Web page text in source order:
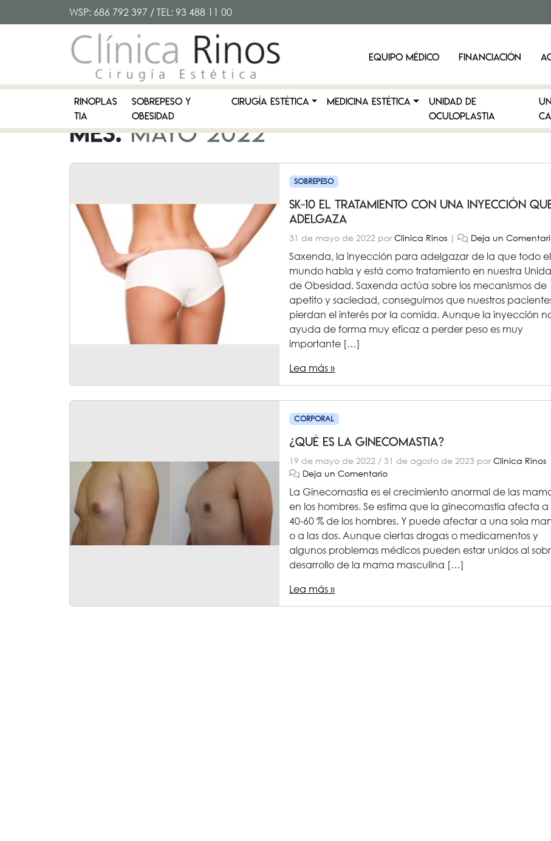
WSP: 686 792 397 / TEL:93 488 11 00
EQUIPO MÉDICO FINANCIACIÓN
RINOPLAS
TIA
SOBREPESO Y
OBESIDAD
CIRUGÍA ESTÉTICA MEDICINA ESTÉTICA
Unidad de
Oculoplastia
Mes:mayo 2022
SOBREPESO
SK-10 El tratamiento con una inyección
adelgaza
31 de mayo de 2022 porClinica Rinos | Deja un
Saxenda, la inyección para adelgazar de la que todo el
mundo habla y está como tratamiento en nuestra
de Obesidad. Saxenda actúa sobre los mecanismos de
apetito y saciedad, conseguimos que nuestros
pierdan el interés por la comida. Aunque la inyección
ayuda de forma muy eficaz a perder peso es muy
importante […]
Lea más »
CORPORAL
¿Qué es la ginecomastia?
19 de mayo de 2022 / 31 de agosto de 2023 porClinica Rinos
Deja un Comentario
La Ginecomastia es el crecimiento anormal de las
en los hombres. Se estima que la ginecomastia afecta a
40-60 % de los hombres. Y puede afectar a una sola
o a las dos. Aunque ciertas drogas o medicamentos y
algunos problemas médicos pueden estar unidos al
desarrollo de la mama masculina […]
Lea más »